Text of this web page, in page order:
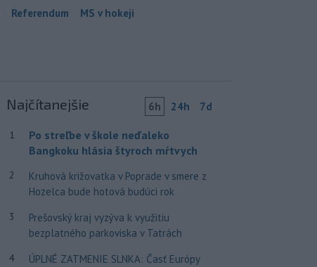
Referendum MS v hokeji
Najčítanejšie 6h 24h 7d
1
Po streľbe v škole neďaleko
Bangkoku hlásia štyroch mŕtvych
2
Kruhová križovatka v Poprade v smere z
Hozelca bude hotová budúci rok
3
Prešovský kraj vyzýva k využitiu
bezplatného parkoviska v Tatrách
4
ÚPLNÉ ZATMENIE SLNKA: Časť Európy